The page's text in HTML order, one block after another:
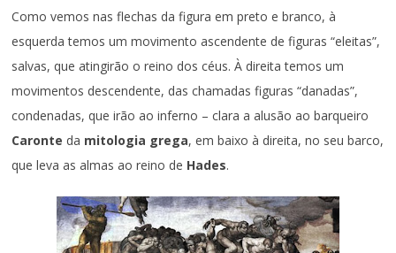
Como vemos nas flechas da figura em preto e branco, à
esquerda temos um movimento ascendente de figuras “eleitas”,
salvas, que atingirão o reino dos céus. À direita temos um
movimentos descendente, das chamadas figuras “danadas”,
condenadas, que irão ao inferno – clara a alusão ao barqueiro
Caronte da mitologia grega, em baixo à direita, no seu barco,
que leva as almas ao reino de Hades.